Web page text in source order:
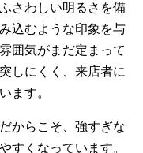
さわしい明るさを備
込むような印象を与
囲気がまだ定まって
しにくく、来店者に
ます。
からこそ、強すぎな
すくなっています。